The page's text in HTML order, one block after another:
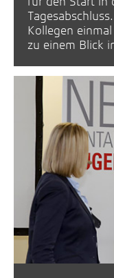
Kollegen
zu einem Blick